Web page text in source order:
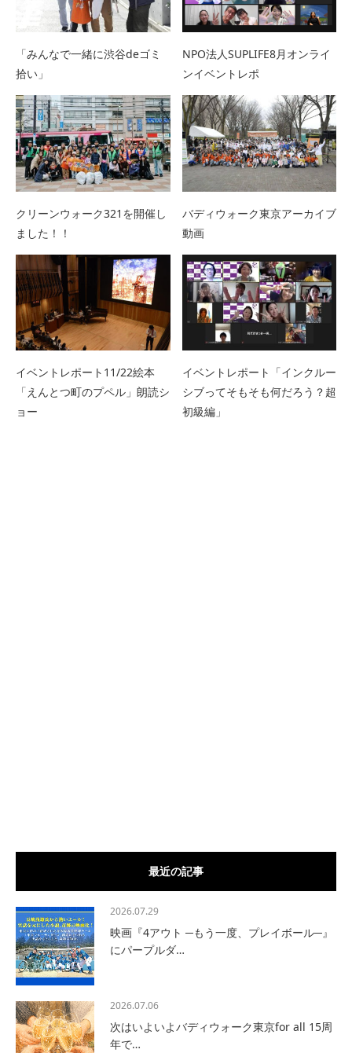
「みんなで一緒に渋谷deゴミ
拾い」
NPO法人SUPLIFE8月オンライ
ンイベントレポ
クリーンウォーク321を開催し
ました！！
バディウォーク東京アーカイブ
動画
イベントレポート11/22絵本
「えんとつ町のプペル」朗読シ
ョー
イベントレポート「インクルー
シブってそもそも何だろう？超
初級編」
最近の記事
2026.07.29
映画『4アウト ─もう一度、プレイボール─』
にパープルダ…
2026.07.06
次はいよいよバディウォーク東京for all 15周
年で…